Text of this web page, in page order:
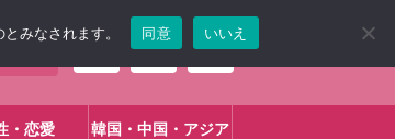
・恋愛 韓国・中国・アジア
みなされます。 同意 いいえ